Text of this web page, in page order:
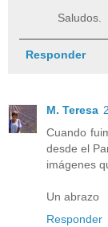
Saludos.
Responder
M. Teresa
Cuando
desde el
imágenes
Un abrazo
Responder